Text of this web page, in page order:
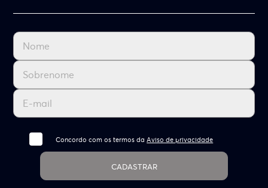
Concordo com os termos daAviso de privacidade
CADASTRAR